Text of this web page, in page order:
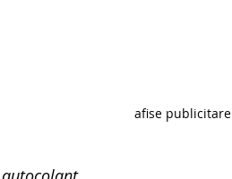
afise publicitare